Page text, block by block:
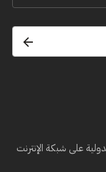
على شبكة الإنترنت